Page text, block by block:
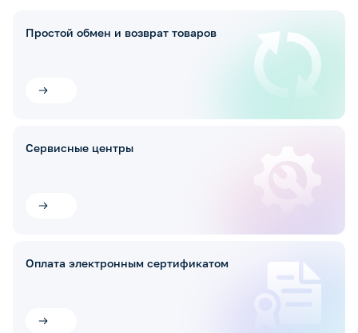
Простой обмен и возврат товаров
Сервисные центры
Оплата электронным сертификатом